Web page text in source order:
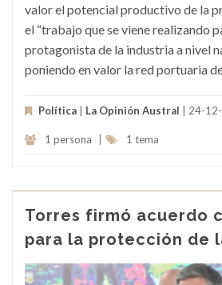
valor el potencial productivo de la
el “trabajo que se viene realizando
protagonista de la industria a nivel
poniendo en valor la red portuaria
Política La Opinión Austral | 24-
1 persona 1 tema
Torres firmó acuerdo
para la protección de